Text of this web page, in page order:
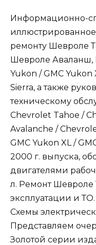
Информационно-
ремонту Шевроле
Шевроле Аваланш,
Yukon / GMC Yukon
Sierra, а также
техническому
Chevrolet Tahoe /
Avalanche /
GMC Yukon XL /
2000 г. выпуска,
двигателями
л. Ремонт Шевроле
эксплуатации и
Схемы
Представляем
Золотой серии